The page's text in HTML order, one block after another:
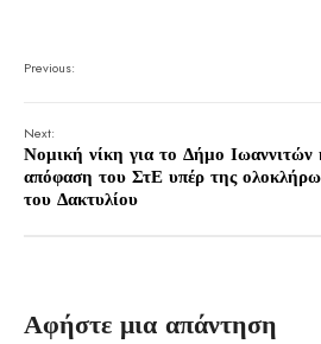
Previous:
Next:
Νομική νίκη για το Δήμο Ιωαννιτών
απόφαση του ΣτΕ υπέρ της
του Δακτυλίου
Αφήστε μια απάντηση